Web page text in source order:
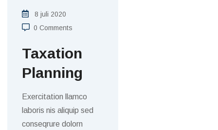
8 juli 2020
0 Comments
Taxation
Planning
Exercitation llamco
laboris nis aliquip sed
conseqrure dolorn